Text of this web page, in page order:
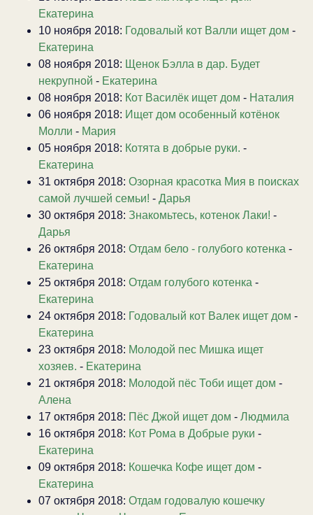
Екатерина
10 ноября 2018: Годовалый кот Валли ищет дом -
Екатерина
08 ноября 2018: Щенок Бэлла в дар. Будет
некрупной - Екатерина
08 ноября 2018: Кот Василёк ищет дом - Наталия
06 ноября 2018: Ищет дом особенный котёнок
Молли - Мария
05 ноября 2018: Котята в добрые руки. -
Екатерина
31 октября 2018: Озорная красотка Мия в поисках
самой лучшей семьи! - Дарья
30 октября 2018: Знакомьтесь, котенок Лаки! -
Дарья
26 октября 2018: Отдам бело - голубого котенка -
Екатерина
25 октября 2018: Отдам голубого котенка -
Екатерина
24 октября 2018: Годовалый кот Валек ищет дом -
Екатерина
23 октября 2018: Молодой пес Мишка ищет
хозяев. - Екатерина
21 октября 2018: Молодой пёс Тоби ищет дом -
Алена
17 октября 2018: Пёс Джой ищет дом - Людмила
16 октября 2018: Кот Рома в Добрые руки -
Екатерина
09 октября 2018: Кошечка Кофе ищет дом -
Екатерина
07 октября 2018: Отдам годовалую кошечку